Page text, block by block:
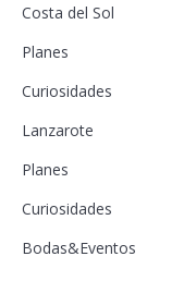
Costa del Sol
Planes
Curiosidades
Lanzarote
Planes
Curiosidades
Bodas&Eventos